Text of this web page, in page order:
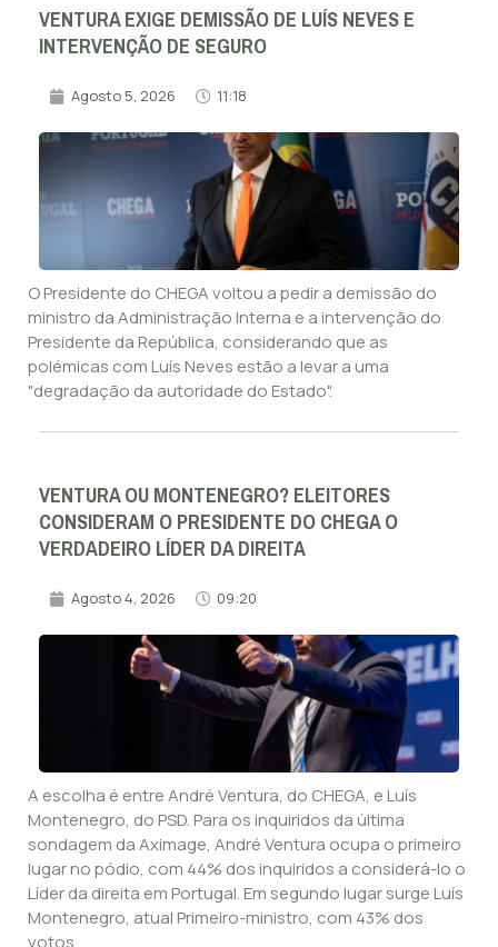
VENTURA EXIGE DEMISSÃO DE LUÍS NEVES E
INTERVENÇÃO DE SEGURO
Agosto 5, 2026 11:18
O Presidente do CHEGA voltou a pedir a demissão do
ministro da Administração Interna e a intervenção do
Presidente da República, considerando que as
polémicas com Luís Neves estão a levar a uma
"degradação da autoridade do Estado".
VENTURA OU MONTENEGRO? ELEITORES
CONSIDERAM O PRESIDENTE DO CHEGA O
VERDADEIRO LÍDER DA DIREITA
Agosto 4, 2026 09:20
A escolha é entre André Ventura, do CHEGA, e Luís
Montenegro, do PSD. Para os inquiridos da última
sondagem da Aximage, André Ventura ocupa o primeiro
lugar no pódio, com 44% dos inquiridos a considerá-lo o
Líder da direita em Portugal. Em segundo lugar surge Luís
Montenegro, atual Primeiro-ministro, com 43% dos